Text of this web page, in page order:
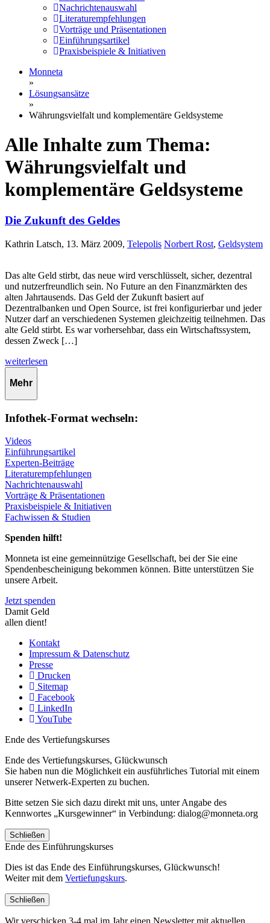
Nachrichtenauswahl
Literaturempfehlungen
Vorträge und Präsentationen
Einführungsartikel
Praxisbeispiele & Initiativen
Monneta
»
Lösungsansätze
»
Währungsvielfalt und komplementäre Geldsysteme
Alle Inhalte zum Thema:
Währungsvielfalt und
komplementäre Geldsysteme
Die Zukunft des Geldes
Kathrin Latsch, 13. März 2009, Telepolis Norbert Rost, Geldsystem
Das alte Geld stirbt, das neue wird verschlüsselt, sicher, dezentral
und nutzerfreundlich sein. No Future an den Finanzmärkten des
alten Jahrtausends. Das Geld der Zukunft basiert auf
Dezentralbanken und Open Source, ist frei konfigurierbar und jeder
Nutzer darf an verschiedenen Systemen gleichzeitig teilnehmen. Das
alte Geld stirbt. Es war vorhersehbar, dass ein Wirtschaftssystem,
dessen Zweck […]
weiterlesen
Mehr
Infothek-Format wechseln:
Videos
Einführungsartikel
Experten-Beiträge
Literaturempfehlungen
Nachrichtenauswahl
Vorträge & Präsentationen
Praxisbeispiele & Initiativen
Fachwissen & Studien
Spenden hilft!
Monneta ist eine gemeinnützige Gesellschaft, bei der Sie eine
Spendenbescheinigung bekommen können. Bitte unterstützen Sie
unsere Arbeit.
Jetzt spenden
Damit Geld
allen dient!
Kontakt
Impressum & Datenschutz
Presse
Drucken
Sitemap
Facebook
LinkedIn
YouTube
Ende des Vertiefungskurses
Ende des Vertiefungskurses, Glückwunsch
Sie haben nun die Möglichkeit ein ausführliches Tutorial mit einem
unserer Netwerk-Experten zu buchen.
Bitte setzen Sie sich dazu direkt mit uns, unter Angabe des
Kennwortes „Kursgewinner“ in Verbindung: dialog@monneta.org
Schließen
Ende des Einführungskurses
Dies ist das Ende des Einführungskurses, Glückwunsch!
Weiter mit dem Vertiefungskurs.
Schließen